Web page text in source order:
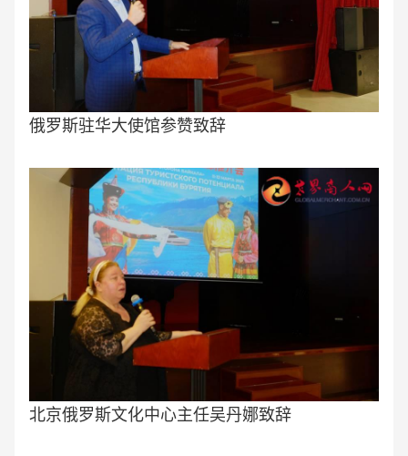
俄罗斯驻华大使馆参赞致辞
北京俄罗斯文化中心主任吴丹娜致辞